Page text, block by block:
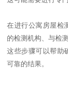
在进行公寓房屋检
的检测机构、与检
这些步骤可以帮助
可靠的结果。